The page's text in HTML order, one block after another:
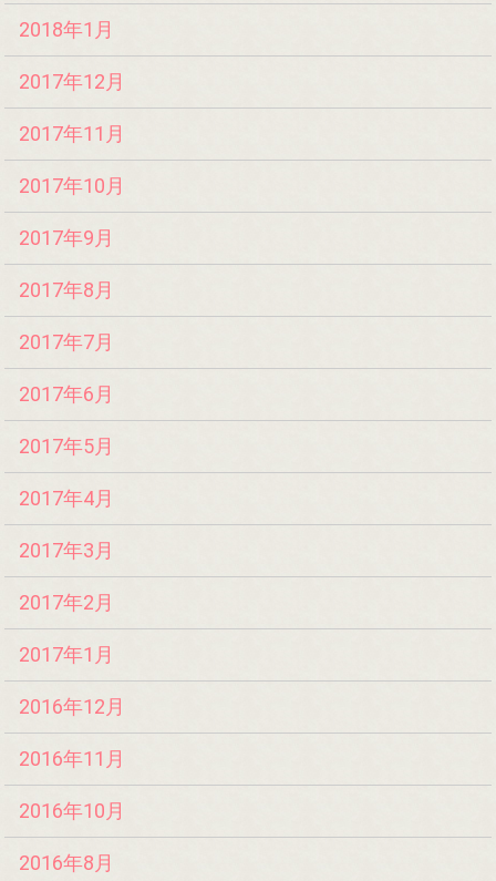
2018年1月
2017年12月
2017年11月
2017年10月
2017年9月
2017年8月
2017年7月
2017年6月
2017年5月
2017年4月
2017年3月
2017年2月
2017年1月
2016年12月
2016年11月
2016年10月
2016年8月